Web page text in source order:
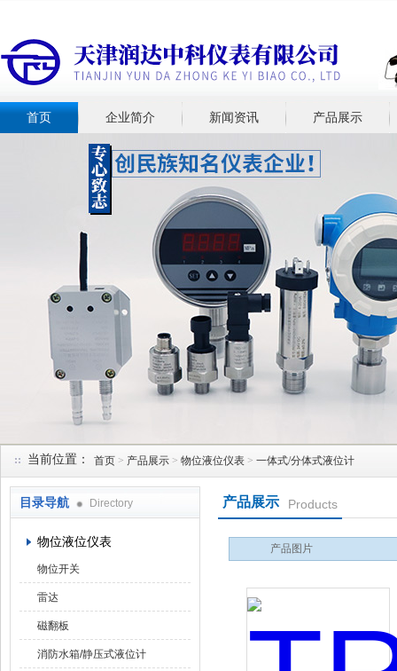
首页 企业简介 新闻资讯 产品展示
当前位置： 首页 > 产品展示 > 物位液位仪表 > 一体式/分体式液位计
目录导航 Directory
物位液位仪表
物位开关
雷达
磁翻板
消防水箱/静压式液位计
产品展示 Products
产品图片